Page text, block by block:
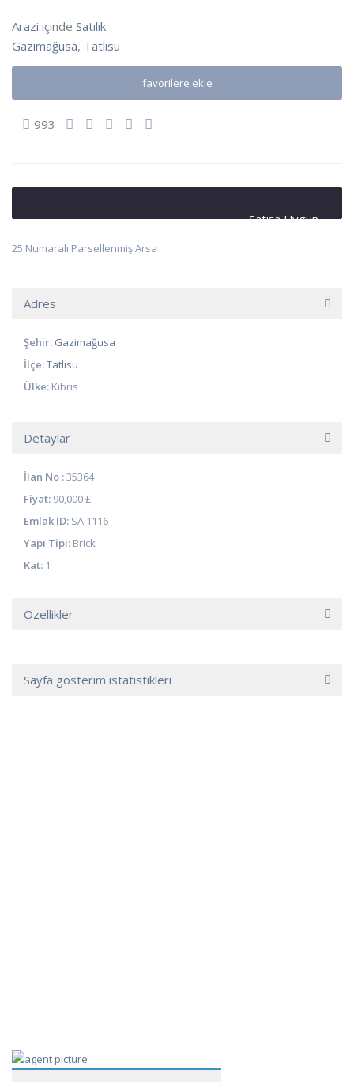
Arazi içinde Satılık
Gazimağusa, Tatlısu
favorilere ekle
993
Satışa Uygun
25 Numaralı Parsellenmiş Arsa
Adres
Şehir: Gazimağusa
İlçe:Tatlısu
Ülke: Kıbrıs
Detaylar
İlan No :35364
Fiyat: 90,000 £
Emlak ID: SA 1116
Yapı Tipi: Brick
Kat: 1
Özellikler
Sayfa gösterim istatistikleri